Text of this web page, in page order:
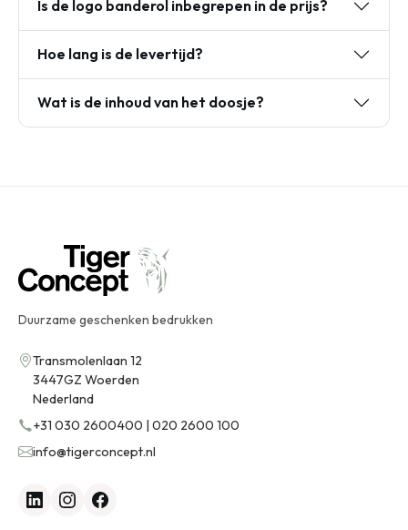
Is de logo banderol inbegrepen in de prijs?
Hoe lang is de levertijd?
Wat is de inhoud van het doosje?
Duurzame geschenken bedrukken
Transmolenlaan 12
3447GZ Woerden
Nederland
+31 030 2600400 | 020 2600 100
info@tigerconcept.nl